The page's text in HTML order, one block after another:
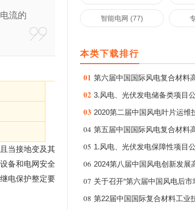
流的
当接地变及其
备和电网安全
电保护整定要
智能电网 (77)
本类下载排行
01 第六届中国国际风电复合材料
02 3.风电、光伏发电储备类项目
03 2020第二届中国风电叶片运维
04 第五届中国国际风电复合材料
05 1.风电、光伏发电保障性项目
06 2024第八届中国风电创新发展
07 关于召开“第六届中国风电后
08 第22届中国国际复合材料工业